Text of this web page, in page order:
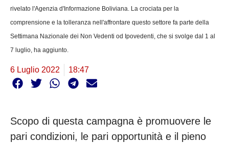
rivelato l'Agenzia d'Informazione Boliviana. La crociata per la
comprensione e la tolleranza nell'affrontare questo settore fa parte della
Settimana Nazionale dei Non Vedenti od Ipovedenti, che si svolge dal 1 al
7 luglio, ha aggiunto.
6 Luglio 2022 18:47
Scopo di questa campagna è promuovere le
pari condizioni, le pari opportunità e il pieno